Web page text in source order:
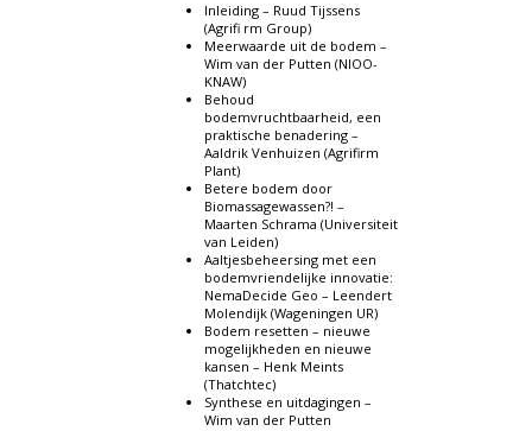
Inleiding – Ruud Tijssens
(Agrifi rm Group)
Meerwaarde uit de bodem –
Wim van der Putten (NIOO-
KNAW)
Behoud
bodemvruchtbaarheid, een
praktische benadering –
Aaldrik Venhuizen (Agrifirm
Plant)
Betere bodem door
Biomassagewassen?! –
Maarten Schrama (Universiteit
van Leiden)
Aaltjesbeheersing met een
bodemvriendelijke innovatie:
NemaDecide Geo – Leendert
Molendijk (Wageningen UR)
Bodem resetten – nieuwe
mogelijkheden en nieuwe
kansen – Henk Meints
(Thatchtec)
Synthese en uitdagingen –
Wim van der Putten